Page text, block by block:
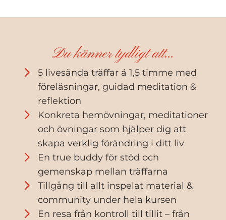
Du känner tydligt att...
5 livesända träffar á 1,5 timme med
föreläsningar, guidad meditation &
reflektion
Konkreta hemövningar, meditationer
och övningar som hjälper dig att
skapa verklig förändring i ditt liv
En true buddy för stöd och
gemenskap mellan träffarna
Tillgång till allt inspelat material &
community under hela kursen
En resa från kontroll till tillit – från